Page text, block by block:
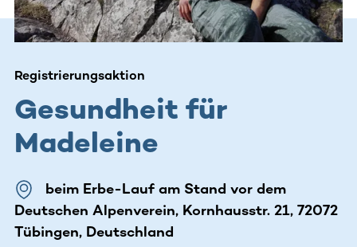
Registrierungsaktion
Gesundheit für
Madeleine
beim Erbe-Lauf am Stand vor dem
Deutschen Alpenverein, Kornhausstr. 21, 72072
Tübingen, Deutschland